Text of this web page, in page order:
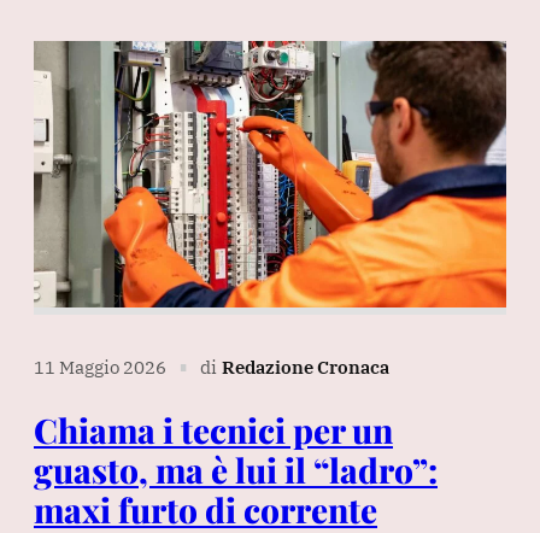
11 Maggio 2026 ∎ di Redazione Cronaca
Chiama i tecnici per un
guasto, ma è lui il “ladro”:
maxi furto di corrente